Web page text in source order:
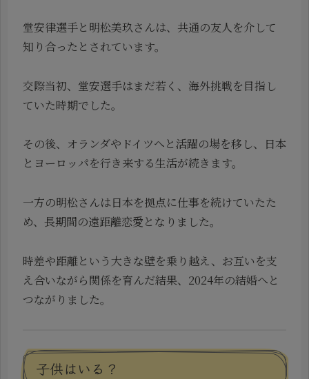
堂安律選手と明松美玖さんは、共通の友人を介して
知り合ったとされています。
交際当初、堂安選手はまだ若く、海外挑戦を目指し
ていた時期でした。
その後、オランダやドイツへと活躍の場を移し、日本
とヨーロッパを行き来する生活が続きます。
一方の明松さんは日本を拠点に仕事を続けていたた
め、長期間の遠距離恋愛となりました。
時差や距離という大きな壁を乗り越え、お互いを支
え合いながら関係を育んだ結果、2024年の結婚へと
つながりました。
子供はいる？